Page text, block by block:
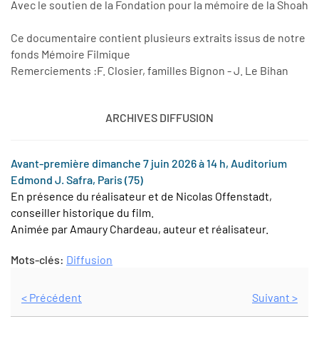
Avec le soutien de la Fondation pour la mémoire de la Shoah
Ce documentaire contient plusieurs extraits issus de notre
fonds Mémoire Filmique
Remerciements :F. Closier, familles Bignon - J. Le Bihan
ARCHIVES DIFFUSION
Avant-première dimanche 7 juin 2026 à 14 h, Auditorium
Edmond J. Safra, Paris (75)
En présence du réalisateur et de Nicolas Offenstadt,
conseiller historique du film.
Animée par Amaury Chardeau, auteur et réalisateur.
Mots-clés: Diffusion
< Précédent Suivant >